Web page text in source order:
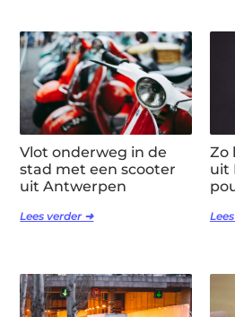
Vlot onderweg in de
stad met een scooter
uit Antwerpen
Lees verder ➜
Zo
uit